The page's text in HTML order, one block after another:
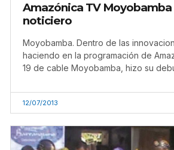
Amazónica TV
noticiero
Moyobamba. Dentro de las
haciendo en la programación de
19 de cable Moyobamba, hizo su
12/07/2013